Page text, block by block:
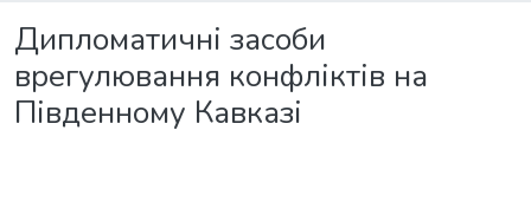
Дипломатичні засоби
врегулювання конфліктів на
Південному Кавказі